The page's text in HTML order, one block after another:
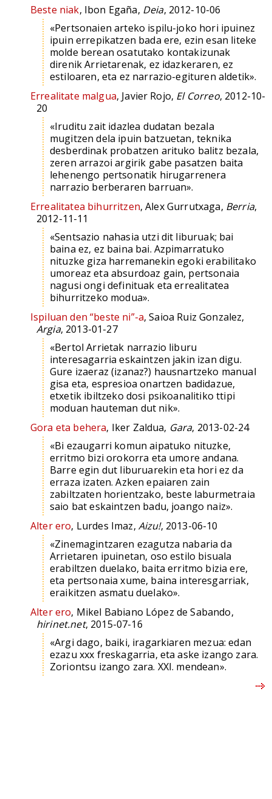
Beste niak, Ibon Egaña, Deia, 2012-10-06
«Pertsonaien arteko ispilu-joko hori ipuinez
ipuin errepikatzen bada ere, ezin esan liteke
molde berean osatutako kontakizunak
direnik Arrietarenak, ez idazkeraren, ez
estiloaren, eta ez narrazio-egituren aldetik».
Errealitate malgua, Javier Rojo, El Correo, 2012-10-
20
«Iruditu zait idazlea dudatan bezala
mugitzen dela ipuin batzuetan, teknika
desberdinak probatzen arituko balitz bezala,
zeren arrazoi argirik gabe pasatzen baita
lehenengo pertsonatik hirugarrenera
narrazio berberaren barruan».
Errealitatea bihurritzen, Alex Gurrutxaga, Berria,
2012-11-11
«Sentsazio nahasia utzi dit liburuak; bai
baina ez, ez baina bai. Azpimarratuko
nituzke giza harremanekin egoki erabilitako
umoreaz eta absurdoaz gain, pertsonaia
nagusi ongi definituak eta errealitatea
bihurritzeko modua».
Ispiluan den “beste ni”-a, Saioa Ruiz Gonzalez,
Argia, 2013-01-27
«Bertol Arrietak narrazio liburu
interesagarria eskaintzen jakin izan digu.
Gure izaeraz (izanaz?) hausnartzeko manual
gisa eta, espresioa onartzen badidazue,
etxetik ibiltzeko dosi psikoanalitiko ttipi
moduan hauteman dut nik».
Gora eta behera, Iker Zaldua, Gara, 2013-02-24
«Bi ezaugarri komun aipatuko nituzke,
erritmo bizi orokorra eta umore andana.
Barre egin dut liburuarekin eta hori ez da
erraza izaten. Azken epaiaren zain
zabiltzaten horientzako, beste laburmetraia
saio bat eskaintzen badu, joango naiz».
Alter ero, Lurdes Imaz, Aizu!, 2013-06-10
«Zinemagintzaren ezagutza nabaria da
Arrietaren ipuinetan, oso estilo bisuala
erabiltzen duelako, baita erritmo bizia ere,
eta pertsonaia xume, baina interesgarriak,
eraikitzen asmatu duelako».
Alter ero, Mikel Babiano López de Sabando,
hirinet.net, 2015-07-16
«Argi dago, baiki, iragarkiaren mezua: edan
ezazu xxx freskagarria, eta aske izango zara.
Zoriontsu izango zara. XXI. mendean».